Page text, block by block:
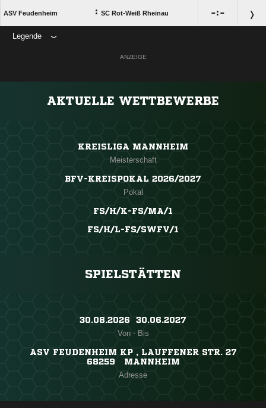
ASV Feudenheim : SC Rot-Weiß Rheinau :
Legende
ANZEIGE
AKTUELLE WETTBEWERBE
KREISLIGA MANNHEIM
Meisterschaft
BFV-KREISPOKAL 2026/2027
Pokal
FS/H/K-FS/MA/1
FS/H/L-FS/SWFV/1
SPIELSTÄTTEN
30.08.2026 ​ 30.06.2027
Von - Bis
ASV FEUDENHEIM KP , LAUFFENER STR. 27
68259 MANNHEIM
Adresse